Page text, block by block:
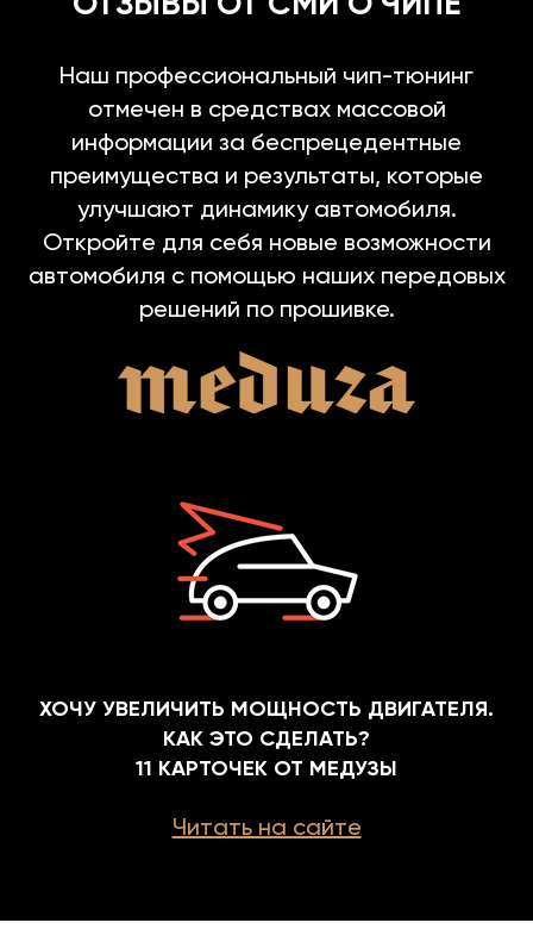
Наш профессиональный чип-тюнинг
отмечен в средствах массовой
информации за беспрецедентные
преимущества и результаты, которые
улучшают динамику автомобиля.
Откройте для себя новые возможности
автомобиля с помощью наших передовых
решений по прошивке.
ХОЧУ УВЕЛИЧИТЬ МОЩНОСТЬ ДВИГАТЕЛЯ.
КАК ЭТО СДЕЛАТЬ?
11 КАРТОЧЕК ОТ МЕДУЗЫ
Читать на сайте